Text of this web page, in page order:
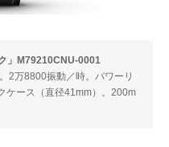
」M79210CNU-0001
2万8800振動／時。パワーリ
ケース（直径41mm）。200m